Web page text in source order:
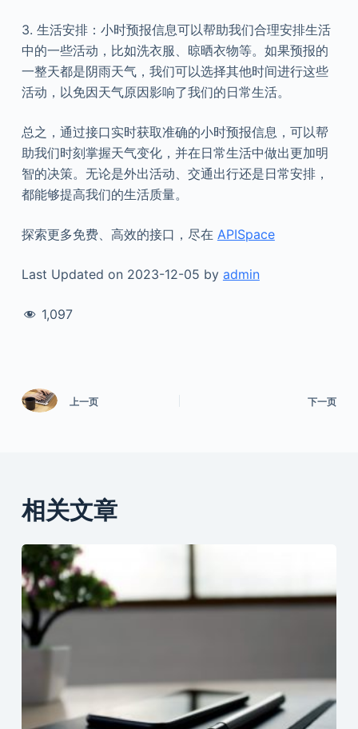
3. 生活安排：小时预报信息可以帮助我们合理安排生活
中的一些活动，比如洗衣服、晾晒衣物等。如果预报的
一整天都是阴雨天气，我们可以选择其他时间进行这些
活动，以免因天气原因影响了我们的日常生活。
总之，通过接口实时获取准确的小时预报信息，可以帮
助我们时刻掌握天气变化，并在日常生活中做出更加明
智的决策。无论是外出活动、交通出行还是日常安排，
都能够提高我们的生活质量。
探索更多免费、高效的接口，尽在 APISpace
Last Updated on 2023-12-05 by admin
1,097
上一页 下一页
相关文章